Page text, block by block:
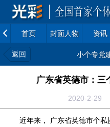
首页 封面人物 资讯
返回 小个专党
广东省英德市：三
2020-2-
近年来， 广东省英德市个私